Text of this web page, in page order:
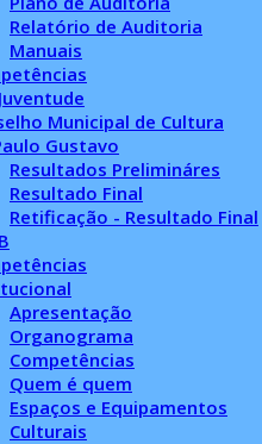
Relatório de Auditoria
Manuais
Municipal de Cultura
Gustavo
Resultados Prelimináres
Resultado Final
Retificação - Resultado Final
Apresentação
Organograma
Competências
Quem é quem
Espaços e Equipamentos
Culturais